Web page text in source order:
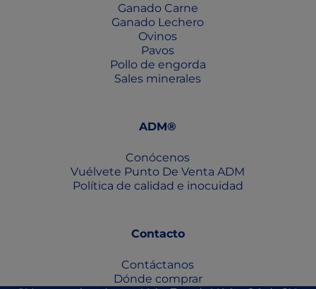
Ganado Carne
Ganado Lechero
Ovinos
Pavos
Pollo de engorda
Sales minerales
ADM®
Conócenos
Vuélvete Punto De Venta ADM
Política de calidad e inocuidad
Contacto
Contáctanos
Dónde comprar